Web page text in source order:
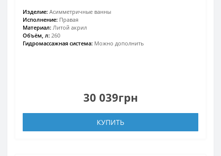
Изделие: Асимметричные ванны
Исполнение: Правая
Материал: Литой акрил
Объём, л: 260
Гидромассажная система: Можно дополнить
30 039грн
КУПИТЬ